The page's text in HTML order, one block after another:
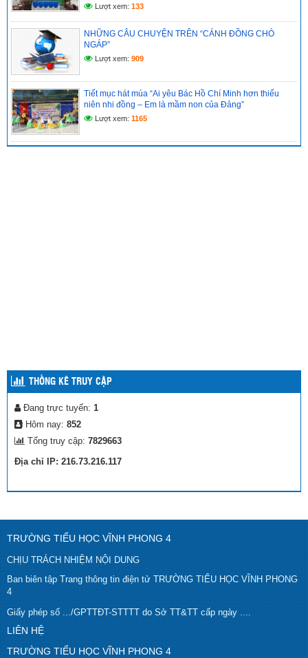
Lượt xem: 133
NHỮNG CÂU CHUYỆN TRÊN “CÁNH ĐỒNG CHÓ
NGÁP”
Lượt xem: 909
Tiết mục hát múa “Ai yêu Bác Hồ Chí Minh hơn thiếu
niên nhi đồng – Em là mầm non của Đảng”
Lượt xem: 1165
THỐNG KÊ TRUY CẬP
Đang trực tuyến: 1
Hôm nay: 852
Tổng truy cập: 7829663
Địa chỉ IP: 216.73.216.117
TRƯỜNG TIỂU HỌC VĨNH PHONG 4
CHỊU TRÁCH NHIỆM NỘI DUNG
Ban biên tập Trang thông tin điện tử TRƯỜNG TIỂU HỌC VĨNH PHONG
4
Giấy phép số .../GPTTĐT-STTTT do Sở TT&TT cấp ngày ....
LIÊN HỆ
TRƯỜNG TIỂU HỌC VĨNH PHONG 4